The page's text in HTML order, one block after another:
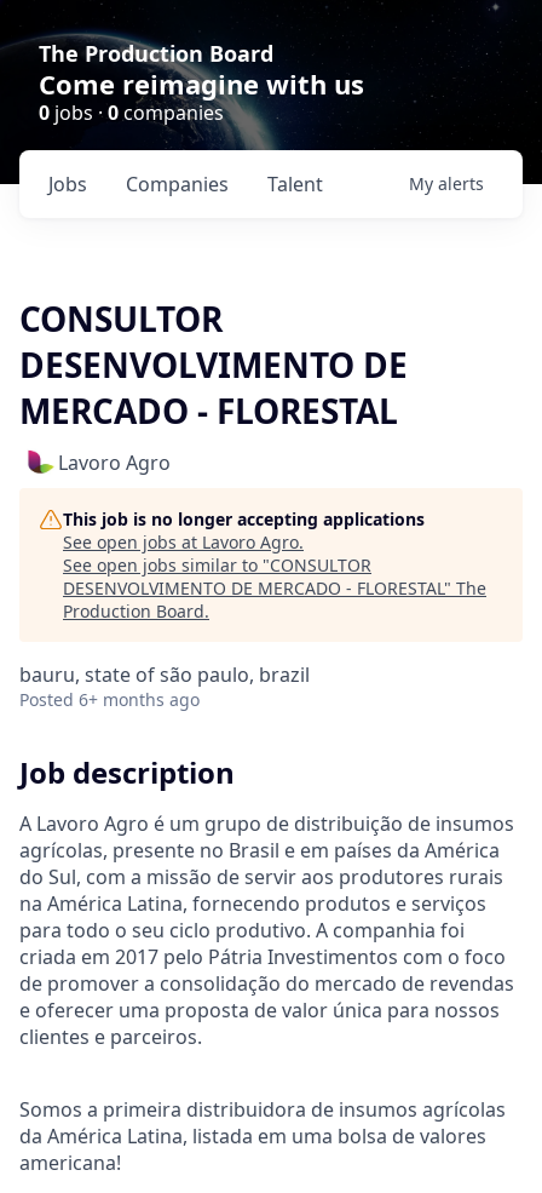
The Production Board
Come reimagine with us
0 jobs ·0companies
Jobs Companies Talent My alerts
CONSULTOR
DESENVOLVIMENTO DE
MERCADO - FLORESTAL
Lavoro Agro
This job is no longer accepting applications
See open jobs at Lavoro Agro.
See open jobs similar to "CONSULTOR
DESENVOLVIMENTO DE MERCADO - FLORESTAL" The
Production Board.
bauru, state of são paulo, brazil
Posted 6+ months ago
Job description
A Lavoro Agro é um grupo de distribuição de insumos
agrícolas, presente no Brasil e em países da América
do Sul, com a missão de servir aos produtores rurais
na América Latina, fornecendo produtos e serviços
para todo o seu ciclo produtivo. A companhia foi
criada em 2017 pelo Pátria Investimentos com o foco
de promover a consolidação do mercado de revendas
e oferecer uma proposta de valor única para nossos
clientes e parceiros.
Somos a primeira distribuidora de insumos agrícolas
da América Latina, listada em uma bolsa de valores
americana!